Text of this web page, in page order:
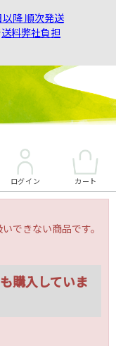
降 順次発送
送料弊社負担
ログイン カート
できない商品です。
購入していま